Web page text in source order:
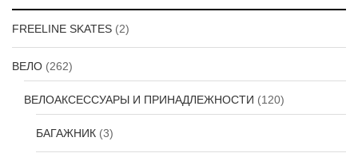
FREELINE SKATES (2)
ВЕЛО (262)
ВЕЛОАКСЕССУАРЫ И ПРИНАДЛЕЖНОСТИ (120)
БАГАЖНИК (3)